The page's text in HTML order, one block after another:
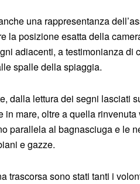
una rappresentanza
la posizione esatta della
adiacenti, a testimonianza di
spalle della spiaggia.
dalla lettura dei segni lasciati
in mare, oltre a quella
parallela al bagnasciuga e le
e gazze.
trascorsa sono stati tanti i